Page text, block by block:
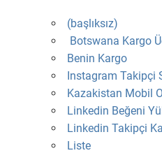
(başlıksız)
Botswana Kargo
Benin Kargo
Instagram Takipçi
Kazakistan Mobil
Linkedin Beğeni
Linkedin Takipçi
Liste